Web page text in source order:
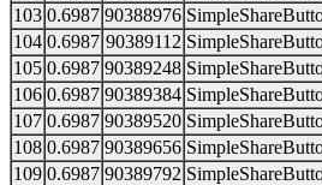
103 0.6987 90388976
104 0.6987 90389112
105 0.6987 90389248
106 0.6987 90389384
107 0.6987 90389520
108 0.6987 90389656
109 0.6987 90389792